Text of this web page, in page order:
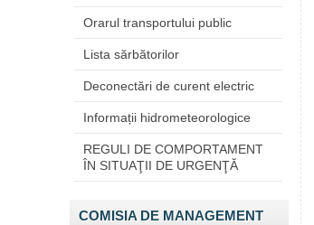
Orarul transportului public
Lista sărbătorilor
Deconectări de curent electric
Informații hidrometeorologice
REGULI DE COMPORTAMENT
ÎN SITUAŢII DE URGENŢĂ
COMISIA DE MANAGEMENT